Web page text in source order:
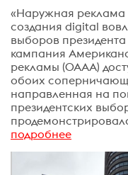
«Наружная реклама
создания digital
выборов
кампания
рекламы (OAAA)
обоих
направленная на
президентских
подробнее